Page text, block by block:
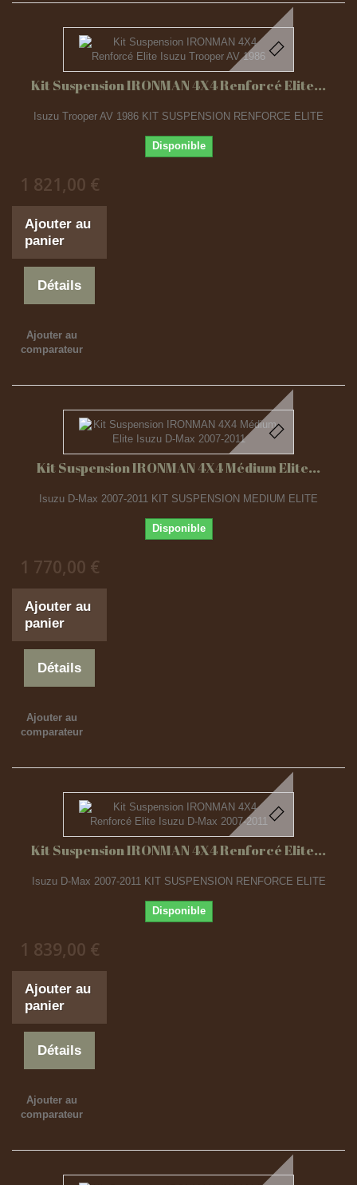
Kit Suspension IRONMAN 4X4 Renforcé Elite...
Isuzu Trooper AV 1986 KIT SUSPENSION RENFORCE ELITE
Disponible
1 821,00 €
Ajouter au
panier
Détails
Ajouter au
comparateur
Kit Suspension IRONMAN 4X4 Médium Elite...
Isuzu D-Max 2007-2011 KIT SUSPENSION MEDIUM ELITE
Disponible
1 770,00 €
Ajouter au
panier
Détails
Ajouter au
comparateur
Kit Suspension IRONMAN 4X4 Renforcé Elite...
Isuzu D-Max 2007-2011 KIT SUSPENSION RENFORCE ELITE
Disponible
1 839,00 €
Ajouter au
panier
Détails
Ajouter au
comparateur